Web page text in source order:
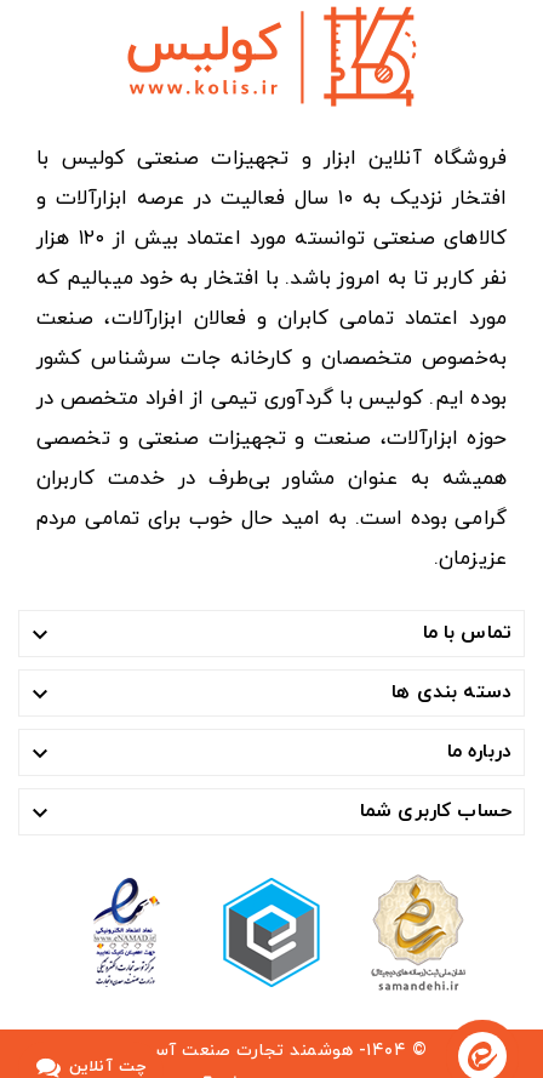
فروشگاه آنلاین ابزار و تجهیزات صنعتی کولیس با
افتخار نزدیک به ۱۰ سال فعالیت در عرصه ابزارآلات و
کالاهای صنعتی توانسته مورد اعتماد بیش از ۱۲۰ هزار
نفر کاربر تا به امروز باشد. با افتخار به خود میبالیم که
مورد اعتماد تمامی کابران و فعالان ابزارآلات، صنعت
به‌خصوص متخصصان و کارخانه جات سرشناس کشور
بوده ایم. کولیس با گردآوری تیمی از افراد متخصص در
حوزه ابزارآلات، صنعت و تجهیزات صنعتی و تخصصی
همیشه به عنوان مشاور بی‌طرف در خدمت کاربران
گرامی بوده است. به امید حال خوب برای تمامی مردم
عزیزمان.
تماس با ما 
دسته بندی ها 
درباره ما 
حساب کاربری شما 
© ۱۴۰۴- هوشمند تجارت صنعت آسیا ™
چت آنلاین